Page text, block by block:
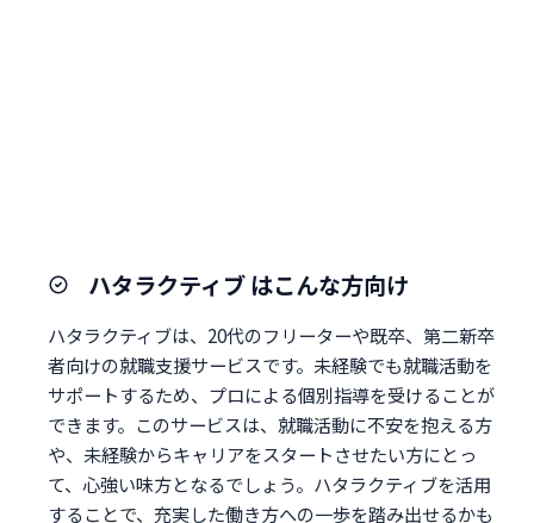
ハタラクティブ はこんな方向け
ハタラクティブは、20代のフリーターや既卒、第二新卒
者向けの就職支援サービスです。未経験でも就職活動を
サポートするため、プロによる個別指導を受けることが
できます。このサービスは、就職活動に不安を抱える方
や、未経験からキャリアをスタートさせたい方にとっ
て、心強い味方となるでしょう。ハタラクティブを活用
することで、充実した働き方への一歩を踏み出せるかも